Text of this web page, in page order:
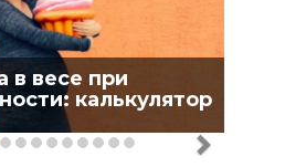
в весе при
калькулятор